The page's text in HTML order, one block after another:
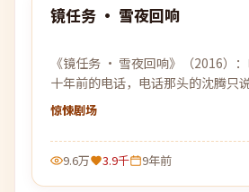
热门
镜任务 · 雪夜回响
《镜任务 · 雪夜回响》（2016）
十年前的电话，电话那头的沈腾只
回来」。
惊悚剧场
9.6万 3.9千 9年前